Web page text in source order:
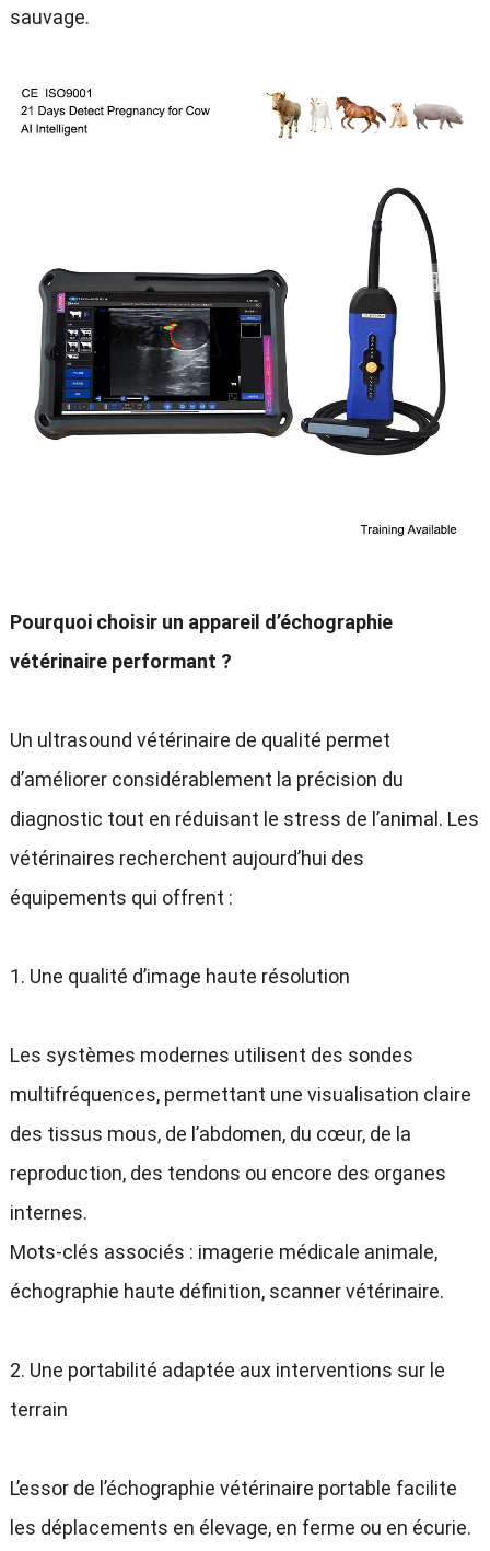
sauvage.
Pourquoi choisir un appareil d’échographie
vétérinaire performant ?
Un ultrasound vétérinaire de qualité permet
d’améliorer considérablement la précision du
diagnostic tout en réduisant le stress de l’animal. Les
vétérinaires recherchent aujourd’hui des
équipements qui offrent :
1. Une qualité d’image haute résolution
Les systèmes modernes utilisent des sondes
multifréquences, permettant une visualisation claire
des tissus mous, de l’abdomen, du cœur, de la
reproduction, des tendons ou encore des organes
internes.
Mots-clés associés : imagerie médicale animale,
échographie haute définition, scanner vétérinaire.
2. Une portabilité adaptée aux interventions sur le
terrain
L’essor de l’échographie vétérinaire portable facilite
les déplacements en élevage, en ferme ou en écurie.